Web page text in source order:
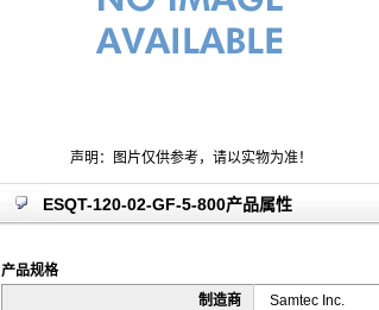
声明：图片仅供参考，请以实物为准！
ESQT-120-02-GF-5-800产品属性
产品规格
制造商
Samtec Inc.